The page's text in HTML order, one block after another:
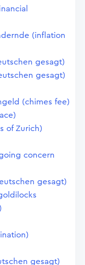
(inflation
gesagt)
gesagt)
(chimes fee)
of Zurich)
concern
gesagt)
gesagt)